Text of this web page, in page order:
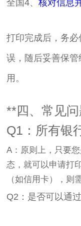
全国4、核对信息
打印完成后，务
误，随后妥善保
用。
**四、常见
Q1：所有银
A：原则上，只要
态，就可以申请打
（如信用卡），则
Q2：是否可以通